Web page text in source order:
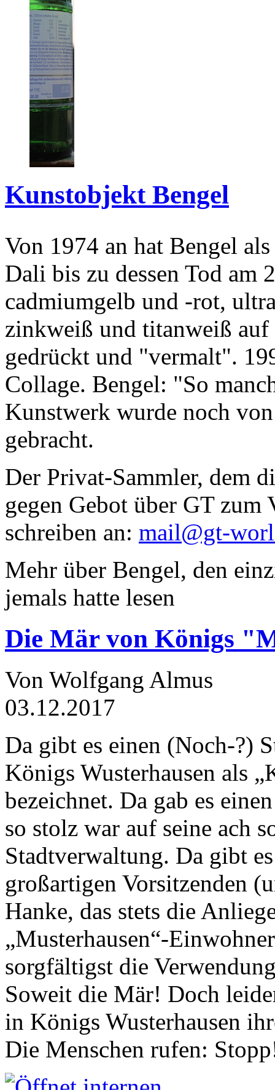
Kunstobjekt Bengel
Von 1974 an hat Bengel
Dali bis zu dessen Tod am
cadmiumgelb und -rot,
zinkweiß und titanweiß
gedrückt und "vermalt".
Collage. Bengel: "So
Kunstwerk wurde noch
gebracht.
Der Privat-Sammler, dem
gegen Gebot über GT zum
schreiben an: mail@gt-
Mehr über Bengel, den
jemals hatte lesen
Die Mär von Königs
Von Wolfgang Almus
03.12.2017
Da gibt es einen (Noch-?)
Königs Wusterhausen als
bezeichnet. Da gab es
so stolz war auf seine ach
Stadtverwaltung. Da gibt
großartigen Vorsitzenden
Hanke, das stets die
„Musterhausen“-
sorgfältigst die
Soweit die Mär! Doch
in Königs Wusterhausen
Die Menschen rufen: